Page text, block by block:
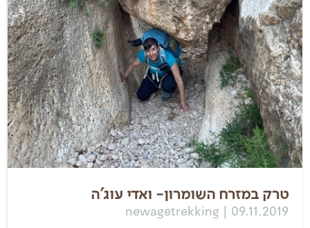
טרק במזרח השומרון- ואדי עוג'ה
newagetrekking | 09.11.2019